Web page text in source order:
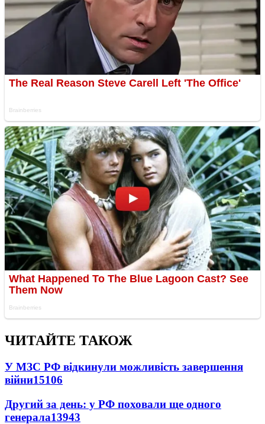
ЧИТАЙТЕ ТАКОЖ
У МЗС РФ відкинули можливість завершення
війни15106
Другий за день: у РФ поховали ще одного
генерала13943